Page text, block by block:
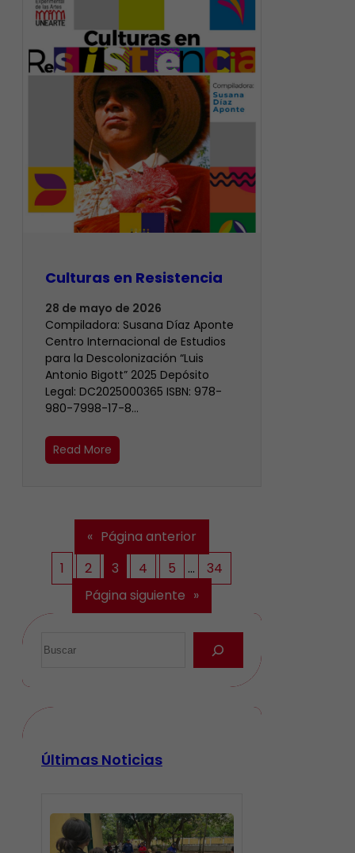
Culturas en Resistencia
28 de mayo de 2026
Compiladora: Susana Díaz Aponte
Centro Internacional de Estudios
para la Descolonización “Luis
Antonio Bigott” 2025 Depósito
Legal: DC2025000365 ISBN: 978-
980-7998-17-8…
Read More
« Página anterior
1
2 3 4 5 …
34
Página siguiente »
Últimas Noticias